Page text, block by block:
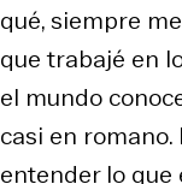
qué, siempre
que trabajé en
el mundo
casi en
entender lo que